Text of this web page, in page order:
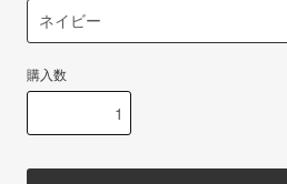
購入数